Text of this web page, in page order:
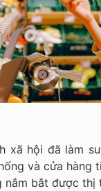
xã hội đã làm
và cửa hàng
nắm bắt được